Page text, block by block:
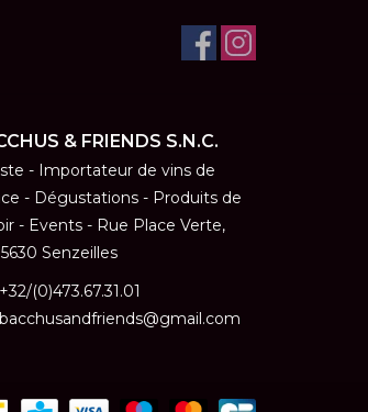
& FRIENDS S.N.C.
- Importateur de vins de
- Dégustations - Produits de
- Events - Rue Place Verte,
Senzeilles
+32/(0)473.67.31.01
bacchusandfriends@gmail.com